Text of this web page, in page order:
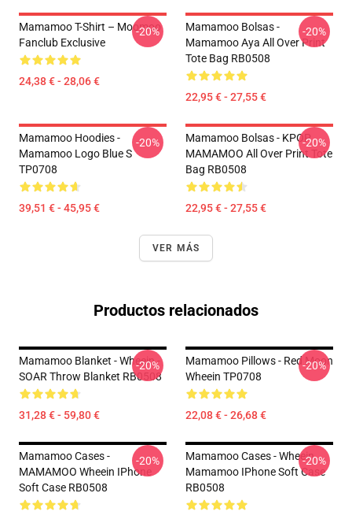
Mamamoo T-Shirt – Moomoo
Fanclub Exclusive
24,38 € - 28,06 €
-20%
Mamamoo Bolsas -
Mamamoo Aya All Over Print
Tote Bag RB0508
22,95 € - 27,55 €
-20%
Mamamoo Hoodies -
Mamamoo Logo Blue S
TP0708
39,51 € - 45,95 €
-20%
Mamamoo Bolsas - KPOP
MAMAMOO All Over Print Tote
Bag RB0508
22,95 € - 27,55 €
-20%
VER MÁS
Productos relacionados
Mamamoo Blanket - Wheein -
SOAR Throw Blanket RB0508
31,28 € - 59,80 €
-20%
Mamamoo Pillows - Red Moon
Wheein TP0708
22,08 € - 26,68 €
-20%
Mamamoo Cases -
MAMAMOO Wheein IPhone
Soft Case RB0508
-20%
Mamamoo Cases - Wheein
Mamamoo IPhone Soft Case
RB0508
-20%